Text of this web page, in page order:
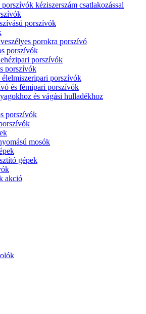
porszívók kéziszerszám csatlakozással
porszívók
porokra porszívó
porszívók
porszívók
porszívók
élelmiszeripari porszívók
és fémipari porszívók
és vágási hulladékhoz
porszívók
mosók
gépek
akció